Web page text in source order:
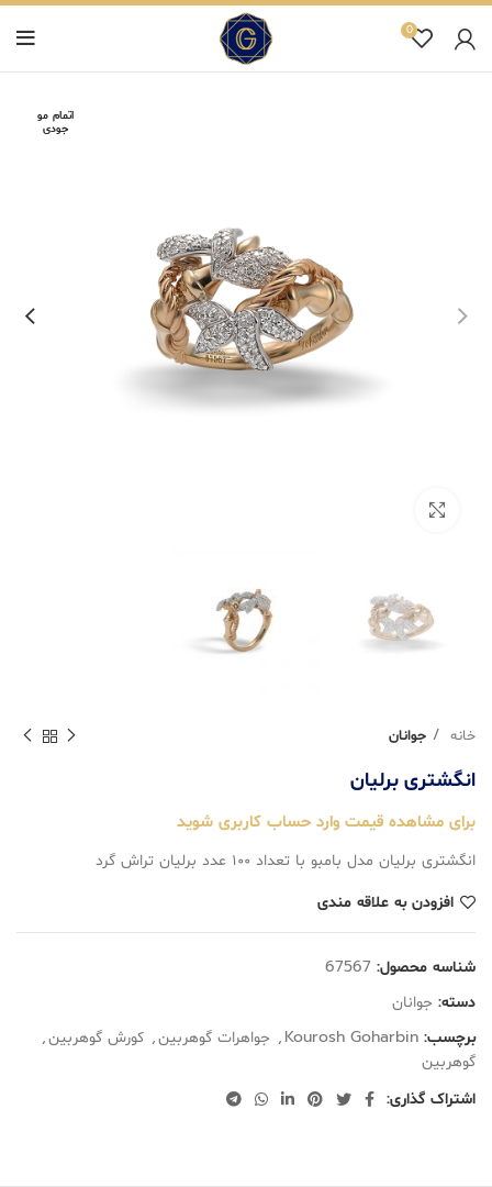
0
اتمام مو
جودی
خانه جوانان
انگشتری برليان
برای مشاهده قیمت وارد حساب کاربری شوید
انگشتری برليان مدل بامبو با تعداد ۱۰۰ عدد برليان تراش گرد
افزودن به علاقه مندی
شناسه محصول: 67567
دسته: جوانان
برچسب: Kourosh Goharbin
, جواهرات گوهربین, کورش گوهربین,
گوهربین
اشتراک گذاری: